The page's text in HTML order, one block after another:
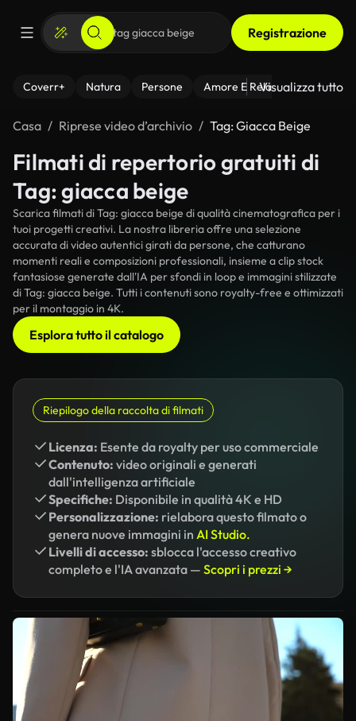
Registrazione
Coverr+ Natura Persone Amore E Relazioni Il
Visualizza tutto
Casa Riprese video d’archivio Tag: Giacca Beige
Filmati di repertorio gratuiti di
Tag: giacca beige
Scarica filmati di Tag: giacca beige di qualità cinematografica per i
tuoi progetti creativi. La nostra libreria offre una selezione
accurata di video autentici girati da persone, che catturano
momenti reali e composizioni professionali, insieme a clip stock
fantasiose generate dall'IA per sfondi in loop e immagini stilizzate
di Tag: giacca beige. Tutti i contenuti sono royalty-free e ottimizzati
per il montaggio in 4K.
Esplora tutto il catalogo
Riepilogo della raccolta di filmati
Licenza: Esente da royalty per uso commerciale
Contenuto: video originali e generati
dall'intelligenza artificiale
Specifiche: Disponibile in qualità 4K e HD
Personalizzazione: rielabora questo filmato o
genera nuove immagini in AI Studio.
Livelli di accesso: sblocca l'accesso creativo
completo e l'IA avanzata — Scopri i prezzi →